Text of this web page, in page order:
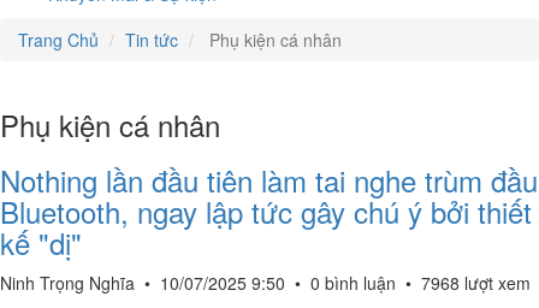
Trang Chủ
Tin tức Phụ kiện cá nhân
Phụ kiện cá nhân
Nothing lần đầu tiên làm tai nghe trùm đầu
Bluetooth, ngay lập tức gây chú ý bởi thiết
kế "dị"
Ninh Trọng Nghĩa • 10/07/2025 9:50 • 0 bình luận • 7968 lượt xem